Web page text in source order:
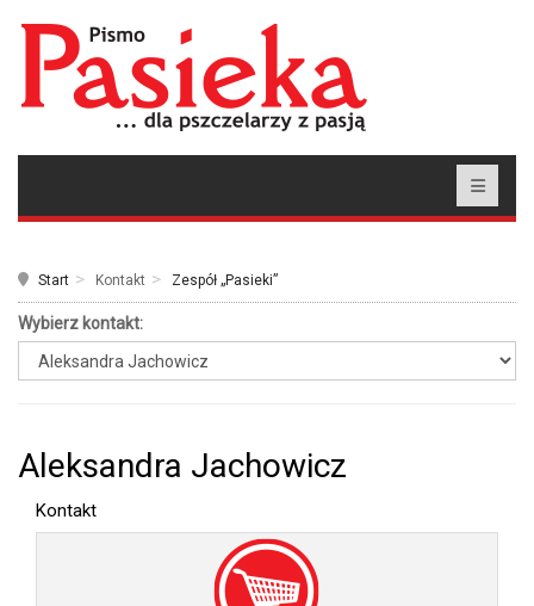
Start Kontakt Zespół „Pasieki”
Wybierz kontakt:
Aleksandra Jachowicz
Kontakt